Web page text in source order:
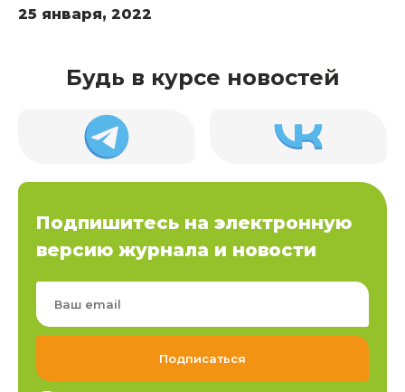
25 января, 2022
Будь в курсе новостей
Подпишитесь на электронную
версию журнала и новости